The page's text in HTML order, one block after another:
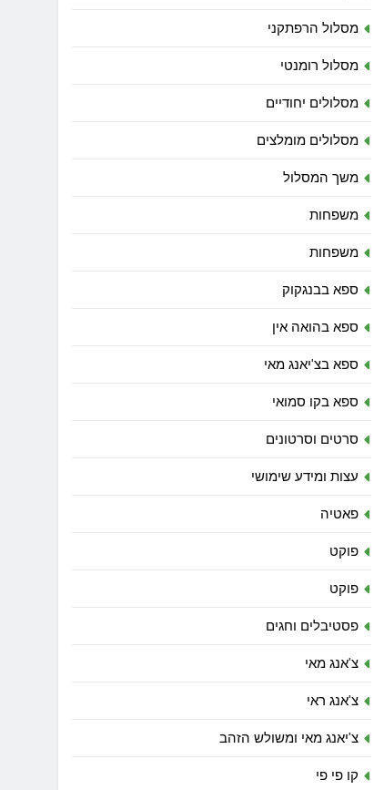
מסלול הרפתקני
מסלול רומנטי
מסלולים יחודיים
מסלולים מומלצים
משך המסלול
משפחות
משפחות
ספא בבנגקוק
ספא בהואה אין
ספא בצ'יאנג מאי
ספא בקו סמואי
סרטים וסרטונים
עצות ומידע שימושי
פאטיה
פוקט
פוקט
פסטיבלים וחגים
צ'אנג מאי
צ'אנג ראי
צ'יאנג מאי ומשולש הזהב
קו פי פי